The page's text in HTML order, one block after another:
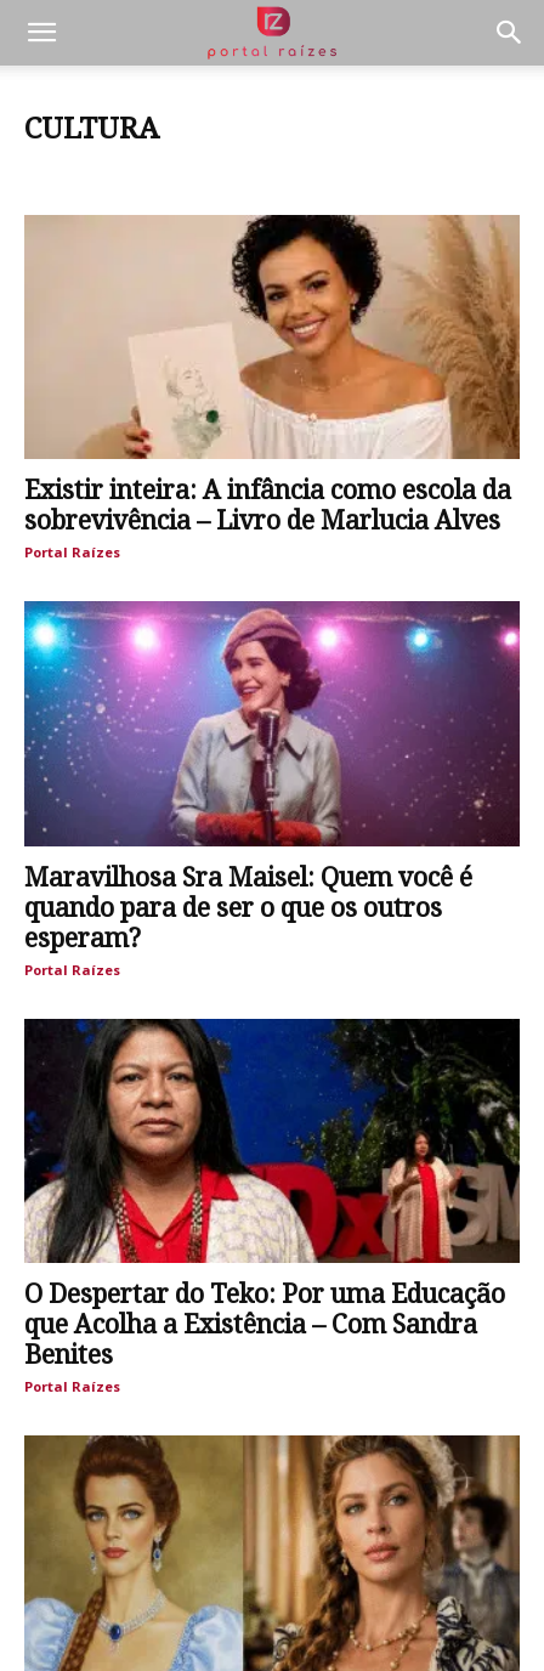
CULTURA
Existir inteira: A infância como escola da
sobrevivência – Livro de Marlucia Alves
Portal Raízes
Maravilhosa Sra Maisel: Quem você é
quando para de ser o que os outros
esperam?
Portal Raízes
O Despertar do Teko: Por uma Educação
que Acolha a Existência – Com Sandra
Benites
Portal Raízes